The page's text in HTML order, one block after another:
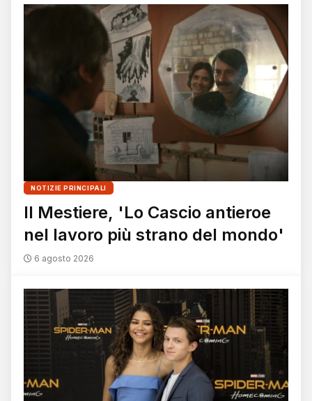
NOTIZIE PRINCIPALI
Il Mestiere, 'Lo Cascio antieroe
nel lavoro più strano del mondo'
6 agosto 2026